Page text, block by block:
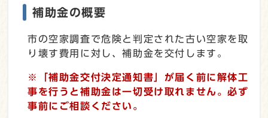
補助金の概要
市の空家調査で危険と判定された古い空家を取
り壊す費用に対し、補助金を交付します。
※「補助金交付決定通知書」が届く前に解体工
事を行うと補助金は一切受け取れません。必ず
事前にご相談ください。